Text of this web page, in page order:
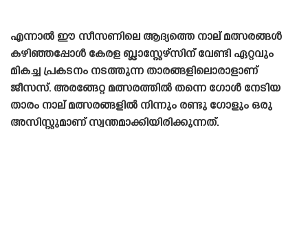
എന്നാൽ ഈ സീസണിലെ ആദ്യത്തെ നാല് മത്സരങ്ങൾ
കഴിഞ്ഞപ്പോൾ കേരള ബ്ലാസ്റ്റേഴ്‌സിന് വേണ്ടി ഏറ്റവും
മികച്ച പ്രകടനം നടത്തുന്ന താരങ്ങളിലൊരാളാണ്
ജീസസ്. അരങ്ങേറ്റ മത്സരത്തിൽ തന്നെ ഗോൾ നേടിയ
താരം നാല് മത്സരങ്ങളിൽ നിന്നും രണ്ടു ഗോളും ഒരു
അസിസ്റ്റുമാണ് സ്വന്തമാക്കിയിരിക്കുന്നത്.